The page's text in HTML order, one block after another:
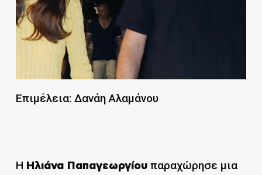
Επιμέλεια: Δανάη Αλαμάνου
Η Ηλιάνα Παπαγεωργίουπαραχώρησε μια